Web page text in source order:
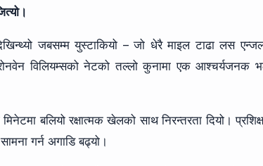
जबसम्म युस्टाकियो – जो धेरै माइल टाढा लस
विलियम्सको नेटको तल्लो कुनामा एक आश्चर्यजनक
बलियो रक्षात्मक खेलको साथ निरन्तरता दियो।
गर्न अगाडि बढ्यो।